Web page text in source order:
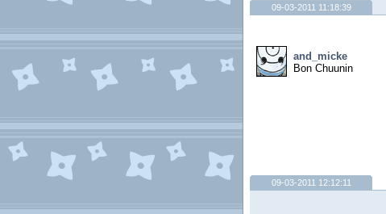
09-03-2011 11:18:39
and_micke
Bon Chuunin
09-03-2011 12:12:11